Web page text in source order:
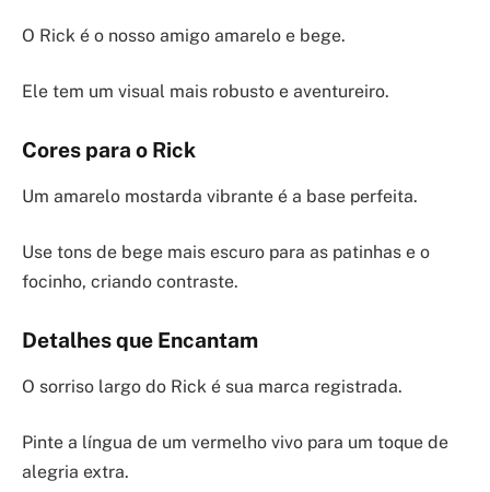
O Rick é o nosso amigo amarelo e bege.
Ele tem um visual mais robusto e aventureiro.
Cores para o Rick
Um amarelo mostarda vibrante é a base perfeita.
Use tons de bege mais escuro para as patinhas e o
focinho, criando contraste.
Detalhes que Encantam
O sorriso largo do Rick é sua marca registrada.
Pinte a língua de um vermelho vivo para um toque de
alegria extra.